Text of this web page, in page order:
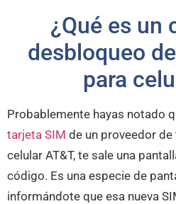
¿Qué es un
desbloqueo
para
Probablemente hayas notado
tarjeta SIM de un proveedor
celular AT&T, te sale una
código. Es una especie de
informándote que esa nueva